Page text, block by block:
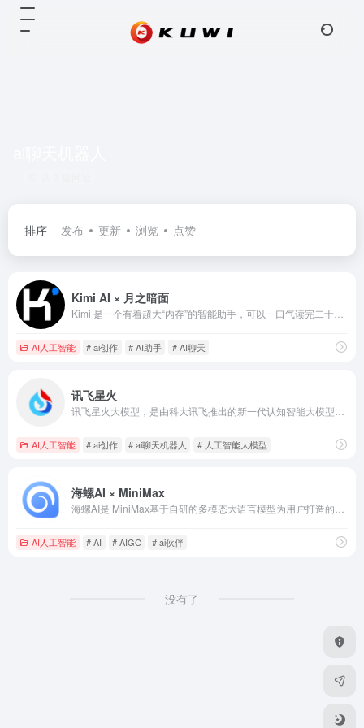
排序 发布 更新 浏览 点赞
Kimi AI × 月之暗面
AI人工智能 # ai创作 # AI助手 # AI聊天
讯飞星火
AI人工智能 # ai创作 # ai聊天机器人 # 人工智能大模型
海螺AI × MiniMax
AI人工智能 # AI # AIGC # ai伙伴
没有了